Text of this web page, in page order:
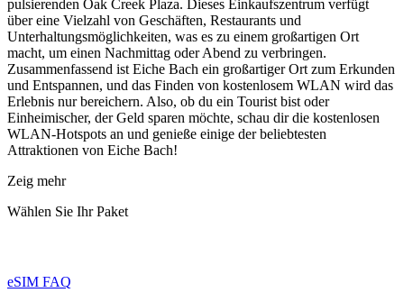
pulsierenden Oak Creek Plaza. Dieses Einkaufszentrum verfügt
über eine Vielzahl von Geschäften, Restaurants und
Unterhaltungsmöglichkeiten, was es zu einem großartigen Ort
macht, um einen Nachmittag oder Abend zu verbringen.
Zusammenfassend ist Eiche Bach ein großartiger Ort zum Erkunden
und Entspannen, und das Finden von kostenlosem WLAN wird das
Erlebnis nur bereichern. Also, ob du ein Tourist bist oder
Einheimischer, der Geld sparen möchte, schau dir die kostenlosen
WLAN-Hotspots an und genieße einige der beliebtesten
Attraktionen von Eiche Bach!
Zeig mehr
Wählen Sie Ihr Paket
eSIM FAQ